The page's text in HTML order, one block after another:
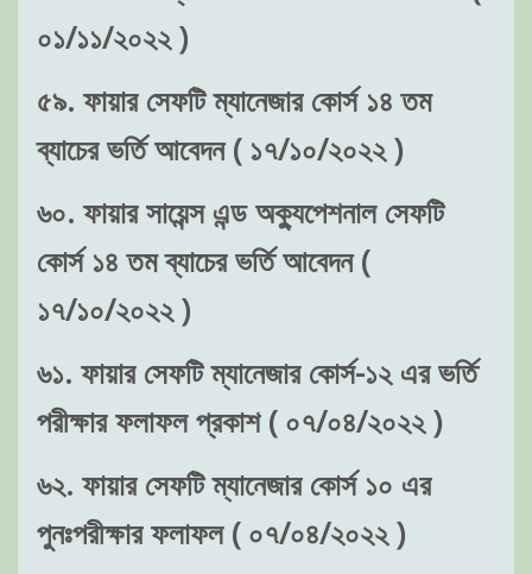
০১/১১/২০২২ )
৫৯. ফায়ার সেফটি ম্যানেজার কোর্স ১৪ তম
ব্যাচের ভর্তি আবেদন ( ১৭/১০/২০২২ )
৬০. ফায়ার সায়েন্স এন্ড অক্যুপেশনাল সেফটি
কোর্স ১৪ তম ব্যাচের ভর্তি আবেদন (
১৭/১০/২০২২ )
৬১. ফায়ার সেফটি ম্যানেজার কোর্স-১২ এর ভর্তি
পরীক্ষার ফলাফল প্রকাশ ( ০৭/০৪/২০২২ )
৬২. ফায়ার সেফটি ম্যানেজার কোর্স ১০ এর
পুনঃপরীক্ষার ফলাফল ( ০৭/০৪/২০২২ )